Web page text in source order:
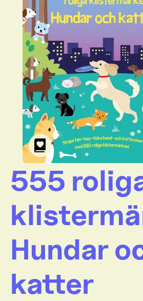
FAQ
För bibliotek
555
Hundar
katter